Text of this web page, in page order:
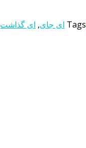
Tags ای جای, ای گذاشت